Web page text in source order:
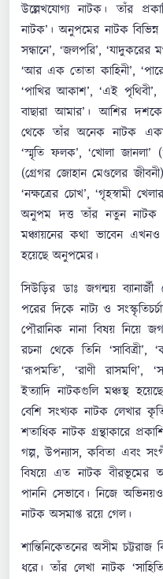
উল্লেখযোগ্য নাটক। তাঁর
নাটক’। অনুপমের নাটক
সন্ধানে’, ‘জলপরি’,
‘আর এক তোতা কাহিনী’,
‘পাখির আকাশ’, ‘এই পৃথিবী’,
বাছারা আমার’। আশির
থেকে তাঁর অনেক নাটক
‘স্মৃতি ফলক’, ‘খোলা জানলা’
(গ্রেগর জোহান মেণ্ডলের
‘নক্ষত্রের চোখ’, ‘গৃহস্বামী
অনুপম দত্ত তাঁর নতুন নাটক
মঞ্চায়নের কথা ভাবেন
হয়েছে অনুপমের।
সিউড়ির ডাঃ জগন্ময়
পরের দিকে নাট্য ও
পৌরানিক নানা বিষয় নিয়ে
রচনা থেকে তিনি ‘সাবিত্রী’,
‘রূপমতি’, ‘রাণী রাসমণি’,
ইত্যাদি নাটকগুলি মঞ্চস্থ
বেশি সংখ্যক নাটক লেখার
শতাধিক নাটক গ্রন্থাকারে
গল্প, উপন্যাস, কবিতা এবং
বিষয়ে এত নাটক বীরভূমের
পাননি সেভাবে। নিজে
নাটক অসমাপ্ত রয়ে গেল।
শান্তিনিকেতনের অসীম
ধরে। তাঁর লেখা নাটক